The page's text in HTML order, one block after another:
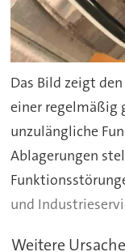
Das Bild zeigt
einer regelmäßig
unzulängliche
Ablagerungen
und
Weitere